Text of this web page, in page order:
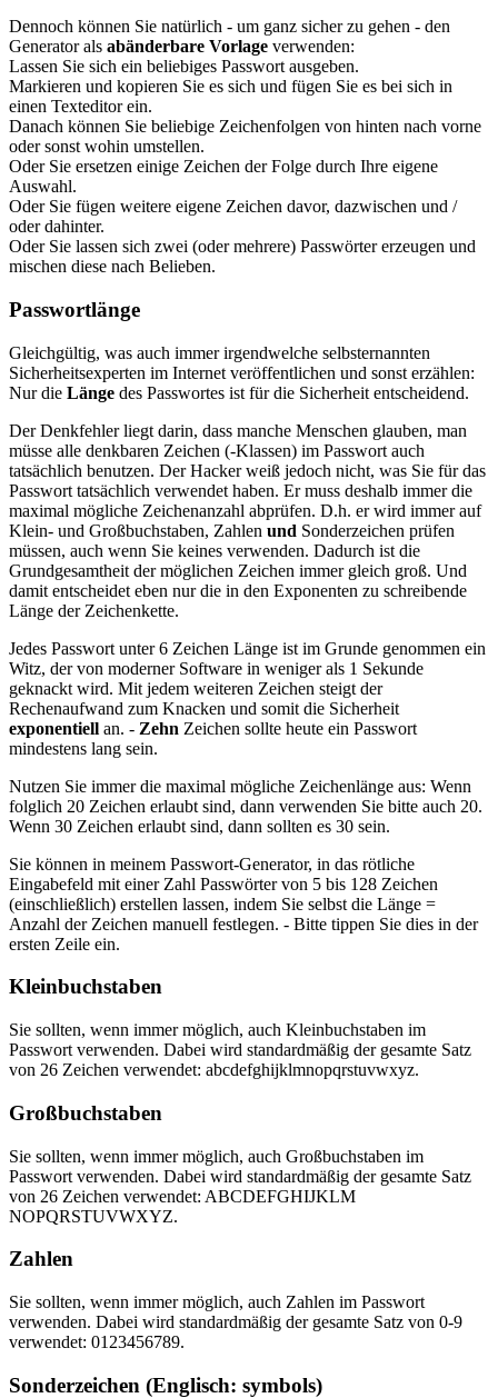
Dennoch können Sie natürlich - um ganz sicher zu gehen - den
Generator als abänderbare Vorlage verwenden:
Lassen Sie sich ein beliebiges Passwort ausgeben.
Markieren und kopieren Sie es sich und fügen Sie es bei sich in
einen Texteditor ein.
Danach können Sie beliebige Zeichenfolgen von hinten nach vorne
oder sonst wohin umstellen.
Oder Sie ersetzen einige Zeichen der Folge durch Ihre eigene
Auswahl.
Oder Sie fügen weitere eigene Zeichen davor, dazwischen und /
oder dahinter.
Oder Sie lassen sich zwei (oder mehrere) Passwörter erzeugen und
mischen diese nach Belieben.
Passwortlänge
Gleichgültig, was auch immer irgendwelche selbsternannten
Sicherheitsexperten im Internet veröffentlichen und sonst erzählen:
Nur die Länge des Passwortes ist für die Sicherheit entscheidend.
Der Denkfehler liegt darin, dass manche Menschen glauben, man
müsse alle denkbaren Zeichen (-Klassen) im Passwort auch
tatsächlich benutzen. Der Hacker weiß jedoch nicht, was Sie für das
Passwort tatsächlich verwendet haben. Er muss deshalb immer die
maximal mögliche Zeichenanzahl abprüfen. D.h. er wird immer auf
Klein- und Großbuchstaben, Zahlen und Sonderzeichen prüfen
müssen, auch wenn Sie keines verwenden. Dadurch ist die
Grundgesamtheit der möglichen Zeichen immer gleich groß. Und
damit entscheidet eben nur die in den Exponenten zu schreibende
Länge der Zeichenkette.
Jedes Passwort unter 6 Zeichen Länge ist im Grunde genommen ein
Witz, der von moderner Software in weniger als 1 Sekunde
geknackt wird. Mit jedem weiteren Zeichen steigt der
Rechenaufwand zum Knacken und somit die Sicherheit
exponentiell an. - Zehn Zeichen sollte heute ein Passwort
mindestens lang sein.
Nutzen Sie immer die maximal mögliche Zeichenlänge aus: Wenn
folglich 20 Zeichen erlaubt sind, dann verwenden Sie bitte auch 20.
Wenn 30 Zeichen erlaubt sind, dann sollten es 30 sein.
Sie können in meinem Passwort-Generator, in das rötliche
Eingabefeld mit einer Zahl Passwörter von 5 bis 128 Zeichen
(einschließlich) erstellen lassen, indem Sie selbst die Länge =
Anzahl der Zeichen manuell festlegen. - Bitte tippen Sie dies in der
ersten Zeile ein.
Kleinbuchstaben
Sie sollten, wenn immer möglich, auch Kleinbuchstaben im
Passwort verwenden. Dabei wird standardmäßig der gesamte Satz
von 26 Zeichen verwendet: abcdefghijklmnopqrstuvwxyz.
Großbuchstaben
Sie sollten, wenn immer möglich, auch Großbuchstaben im
Passwort verwenden. Dabei wird standardmäßig der gesamte Satz
von 26 Zeichen verwendet: ABCDEFGHIJKLM
NOPQRSTUVWXYZ.
Zahlen
Sie sollten, wenn immer möglich, auch Zahlen im Passwort
verwenden. Dabei wird standardmäßig der gesamte Satz von 0-9
verwendet: 0123456789.
Sonderzeichen (Englisch: symbols)